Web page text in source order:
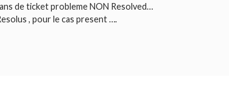
de ticket probleme NON Resolved…
, pour le cas present ….